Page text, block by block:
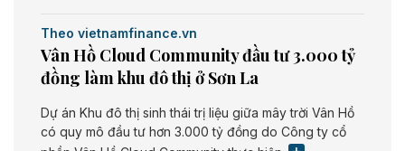
Theo vietnamfinance.vn
Vân Hồ Cloud Community đầu tư 3.000 tỷ
đồng làm khu đô thị ở Sơn La
Dự án Khu đô thị sinh thái trị liệu giữa mây trời Vân Hồ
có quy mô đầu tư hơn 3.000 tỷ đồng do Công ty cổ